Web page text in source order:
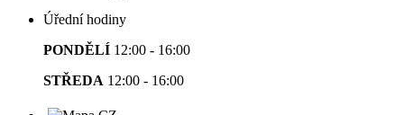
Úřední hodiny
PONDĚLÍ 12:00 - 16:00
STŘEDA 12:00 - 16:00